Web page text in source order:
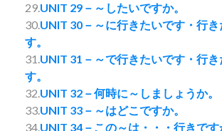
29.UNIT 29－～したいですか。
30.UNIT 30－～に行きたいです・行
す。
31.UNIT 31－～で行きたいです・行
す。
32.UNIT 32－何時に～しましょうか。
33.UNIT 33－～はどこですか。
34.UNIT 34－この～は・・・行きです